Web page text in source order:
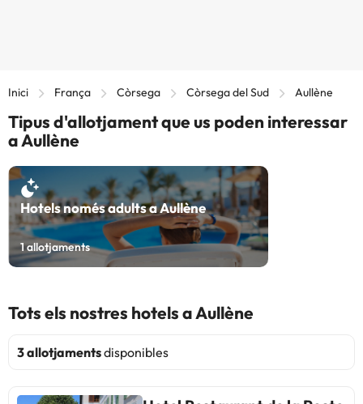
Inici França Còrsega Còrsega del Sud Aullène
Tipus d'allotjament que us poden interessar
a Aullène
Hotels només adults a Aullène
1allotjaments
Tots els nostres hotels a Aullène
3 allotjamentsdisponibles